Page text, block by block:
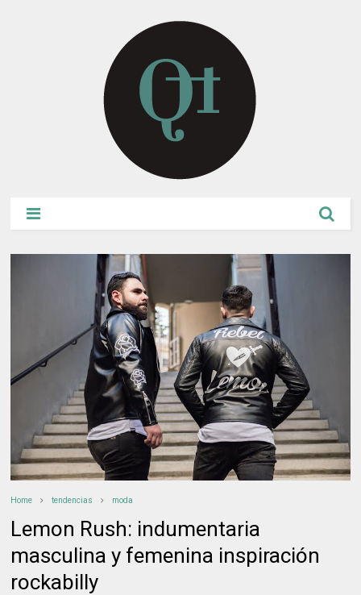
Home tendencias moda
Lemon Rush: indumentaria
masculina y femenina inspiración
rockabilly